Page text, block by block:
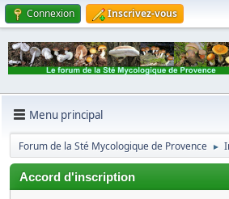
Connexion Inscrivez-vous
Menu principal
Forum de la Sté Mycologique de Provence ►
Accord d'inscription